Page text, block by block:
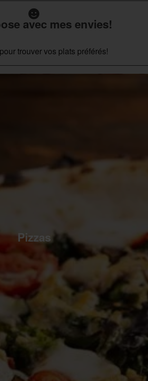
avec mes envies!
trouver vos plats préférés!
Pizzas